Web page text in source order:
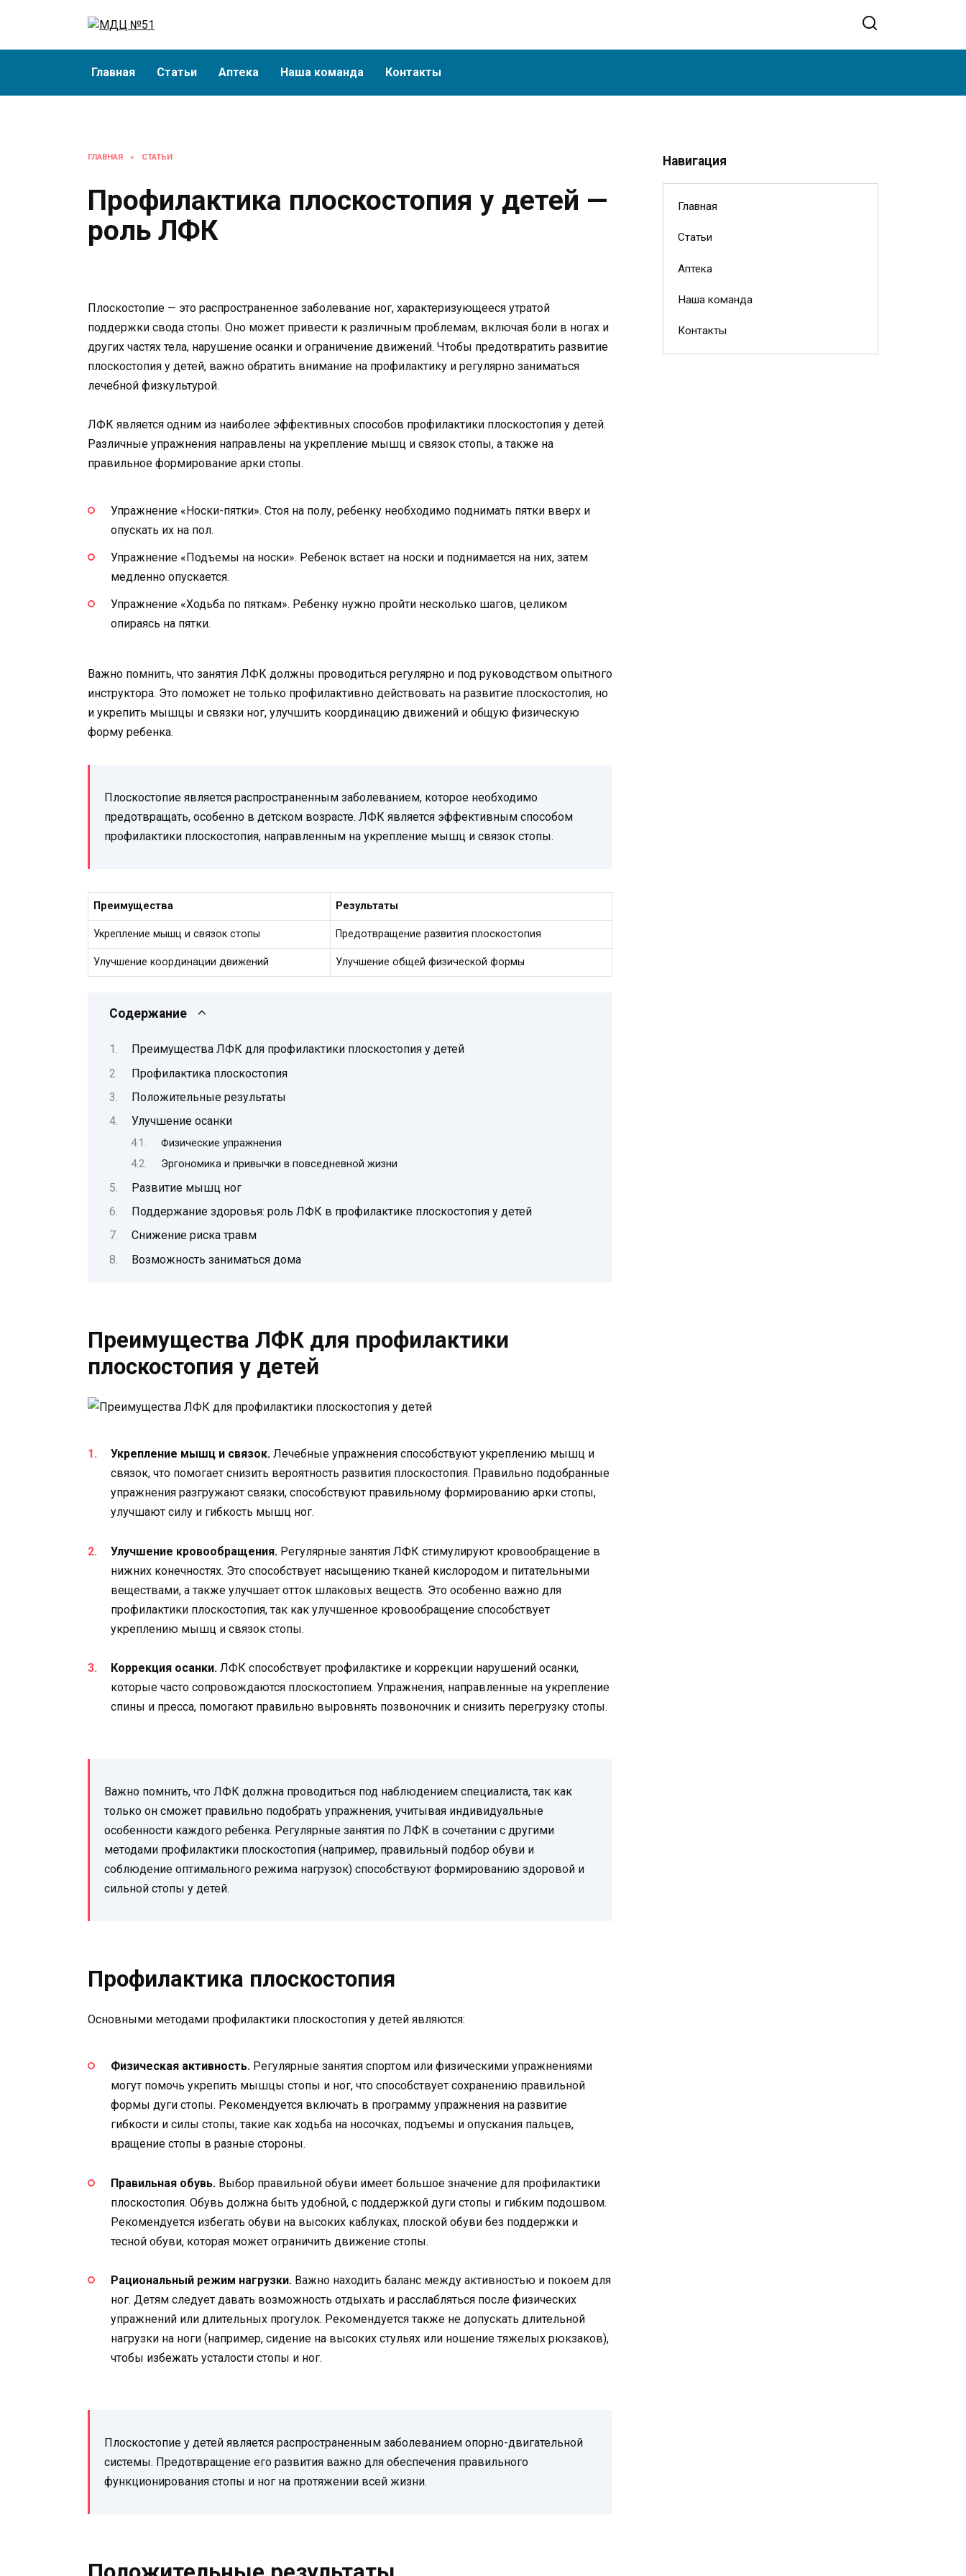
Главная Статьи Аптека Наша команда Контакты
ГЛАВНАЯ » СТАТЬИ
Профилактика плоскостопия у детей —
роль ЛФК
Плоскостопие — это распространенное заболевание ног, характеризующееся утратой
поддержки свода стопы. Оно может привести к различным проблемам, включая боли в ногах и
других частях тела, нарушение осанки и ограничение движений. Чтобы предотвратить развитие
плоскостопия у детей, важно обратить внимание на профилактику и регулярно заниматься
лечебной физкультурой.
ЛФК является одним из наиболее эффективных способов профилактики плоскостопия у детей.
Различные упражнения направлены на укрепление мышц и связок стопы, а также на
правильное формирование арки стопы.
Упражнение «Носки-пятки». Стоя на полу, ребенку необходимо поднимать пятки вверх и
опускать их на пол.
Упражнение «Подъемы на носки». Ребенок встает на носки и поднимается на них, затем
медленно опускается.
Упражнение «Ходьба по пяткам». Ребенку нужно пройти несколько шагов, целиком
опираясь на пятки.
Важно помнить, что занятия ЛФК должны проводиться регулярно и под руководством опытного
инструктора. Это поможет не только профилактивно действовать на развитие плоскостопия, но
и укрепить мышцы и связки ног, улучшить координацию движений и общую физическую
форму ребенка.
Плоскостопие является распространенным заболеванием, которое необходимо
предотвращать, особенно в детском возрасте. ЛФК является эффективным способом
профилактики плоскостопия, направленным на укрепление мышц и связок стопы.
Преимущества Результаты
Укрепление мышц и связок стопы Предотвращение развития плоскостопия
Улучшение координации движений Улучшение общей физической формы
Содержание
Преимущества ЛФК для профилактики плоскостопия у детей
Профилактика плоскостопия
Положительные результаты
Улучшение осанки
Физические упражнения
Эргономика и привычки в повседневной жизни
Развитие мышц ног
Поддержание здоровья: роль ЛФК в профилактике плоскостопия у детей
Снижение риска травм
Возможность заниматься дома
Преимущества ЛФК для профилактики
плоскостопия у детей
Укрепление мышц и связок. Лечебные упражнения способствуют укреплению мышц и
связок, что помогает снизить вероятность развития плоскостопия. Правильно подобранные
упражнения разгружают связки, способствуют правильному формированию арки стопы,
улучшают силу и гибкость мышц ног.
Улучшение кровообращения. Регулярные занятия ЛФК стимулируют кровообращение в
нижних конечностях. Это способствует насыщению тканей кислородом и питательными
веществами, а также улучшает отток шлаковых веществ. Это особенно важно для
профилактики плоскостопия, так как улучшенное кровообращение способствует
укреплению мышц и связок стопы.
Коррекция осанки. ЛФК способствует профилактике и коррекции нарушений осанки,
которые часто сопровождаются плоскостопием. Упражнения, направленные на укрепление
спины и пресса, помогают правильно выровнять позвоночник и снизить перегрузку стопы.
Важно помнить, что ЛФК должна проводиться под наблюдением специалиста, так как
только он сможет правильно подобрать упражнения, учитывая индивидуальные
особенности каждого ребенка. Регулярные занятия по ЛФК в сочетании с другими
методами профилактики плоскостопия (например, правильный подбор обуви и
соблюдение оптимального режима нагрузок) способствуют формированию здоровой и
сильной стопы у детей.
Профилактика плоскостопия
Основными методами профилактики плоскостопия у детей являются:
Физическая активность. Регулярные занятия спортом или физическими упражнениями
могут помочь укрепить мышцы стопы и ног, что способствует сохранению правильной
формы дуги стопы. Рекомендуется включать в программу упражнения на развитие
гибкости и силы стопы, такие как ходьба на носочках, подъемы и опускания пальцев,
вращение стопы в разные стороны.
Правильная обувь. Выбор правильной обуви имеет большое значение для профилактики
плоскостопия. Обувь должна быть удобной, с поддержкой дуги стопы и гибким подошвом.
Рекомендуется избегать обуви на высоких каблуках, плоской обуви без поддержки и
тесной обуви, которая может ограничить движение стопы.
Рациональный режим нагрузки. Важно находить баланс между активностью и покоем для
ног. Детям следует давать возможность отдыхать и расслабляться после физических
упражнений или длительных прогулок. Рекомендуется также не допускать длительной
нагрузки на ноги (например, сидение на высоких стульях или ношение тяжелых рюкзаков),
чтобы избежать усталости стопы и ног.
Плоскостопие у детей является распространенным заболеванием опорно-двигательной
системы. Предотвращение его развития важно для обеспечения правильного
функционирования стопы и ног на протяжении всей жизни.
Навигация
Главная
Статьи
Аптека
Наша команда
Контакты